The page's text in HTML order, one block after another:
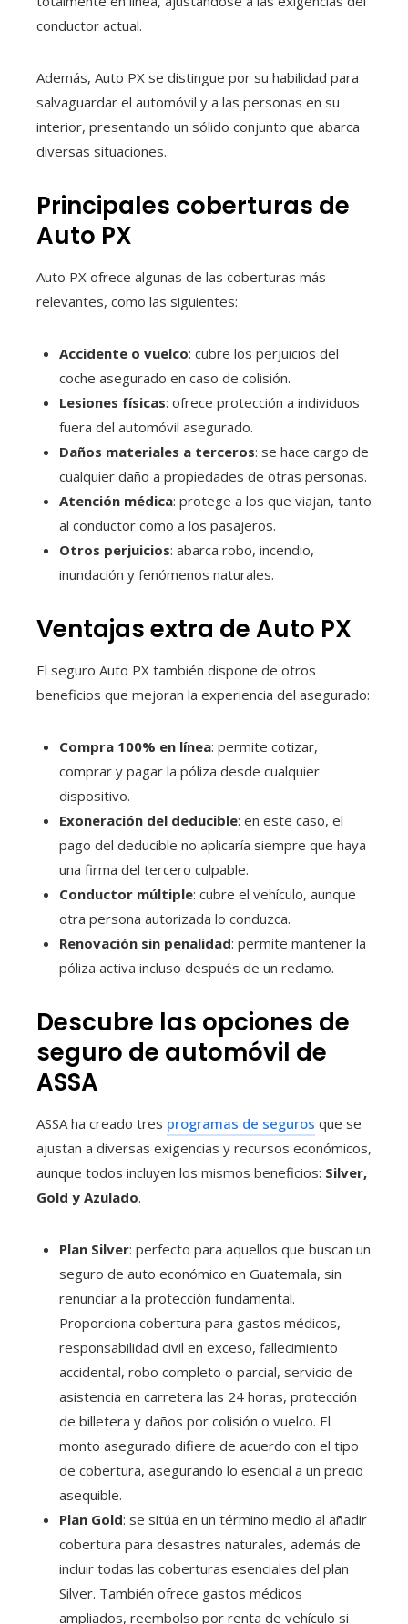
conductor actual.
Además, Auto PX se distingue por su habilidad para
salvaguardar el automóvil y a las personas en su
interior, presentando un sólido conjunto que abarca
diversas situaciones.
Principales coberturas de
Auto PX
Auto PX ofrece algunas de las coberturas más
relevantes, como las siguientes:
Accidente o vuelco: cubre los perjuicios del
coche asegurado en caso de colisión.
Lesiones físicas: ofrece protección a individuos
fuera del automóvil asegurado.
Daños materiales a terceros: se hace cargo de
cualquier daño a propiedades de otras personas.
Atención médica: protege a los que viajan, tanto
al conductor como a los pasajeros.
Otros perjuicios: abarca robo, incendio,
inundación y fenómenos naturales.
Ventajas extra de Auto PX
El seguro Auto PX también dispone de otros
beneficios que mejoran la experiencia del asegurado:
Compra 100% en línea: permite cotizar,
comprar y pagar la póliza desde cualquier
dispositivo.
Exoneración del deducible: en este caso, el
pago del deducible no aplicaría siempre que haya
una firma del tercero culpable.
Conductor múltiple: cubre el vehículo, aunque
otra persona autorizada lo conduzca.
Renovación sin penalidad: permite mantener la
póliza activa incluso después de un reclamo.
Descubre las opciones de
seguro de automóvil de
ASSA
ASSA ha creado tres programas de seguros que se
ajustan a diversas exigencias y recursos económicos,
aunque todos incluyen los mismos beneficios: Silver,
Gold y Azulado.
Plan Silver: perfecto para aquellos que buscan un
seguro de auto económico en Guatemala, sin
renunciar a la protección fundamental.
Proporciona cobertura para gastos médicos,
responsabilidad civil en exceso, fallecimiento
accidental, robo completo o parcial, servicio de
asistencia en carretera las 24 horas, protección
de billetera y daños por colisión o vuelco. El
monto asegurado difiere de acuerdo con el tipo
de cobertura, asegurando lo esencial a un precio
asequible.
Plan Gold: se sitúa en un término medio al añadir
cobertura para desastres naturales, además de
incluir todas las coberturas esenciales del plan
Silver. También ofrece gastos médicos
ampliados, reembolso por renta de vehículo si